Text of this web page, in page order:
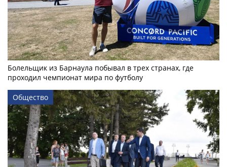
Болельщик из Барнаула побывал в трех странах, где
проходил чемпионат мира по футболу
Общество